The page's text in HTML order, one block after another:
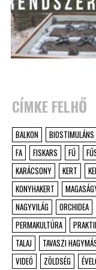
CÍMKE FELHŐ
BALKON BIOSTIMULÁNS
FA
FISKARS FŰ
KARÁCSONY
KERT
KONYHAKERT
NAGYVILÁG
ORCHIDEA
PERMAKULTÚRA
TALAJ
TAVASZI
VIDEÓ
ZÖLDSÉG